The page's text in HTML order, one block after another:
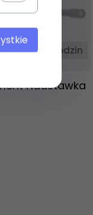
24 godzin
Nadstawka